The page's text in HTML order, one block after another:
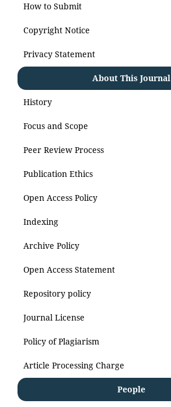
How to Submit
Copyright Notice
Privacy Statement
About This Journal
History
Focus and Scope
Peer Review Process
Publication Ethics
Open Access Policy
Indexing
Archive Policy
Open Access Statement
Repository policy
Journal License
Policy of Plagiarism
Article Processing Charge
People